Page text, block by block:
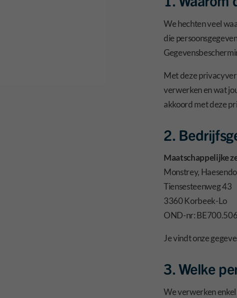
We hechten veel
die
Met deze
verwerken en wat
akkoord met deze
2.
Maatschappelijke
Monstrey,
Tiensesteenweg 43
3360 Korbeek-Lo
OND-nr:
Je vindt onze
3. Welke
We verwerken